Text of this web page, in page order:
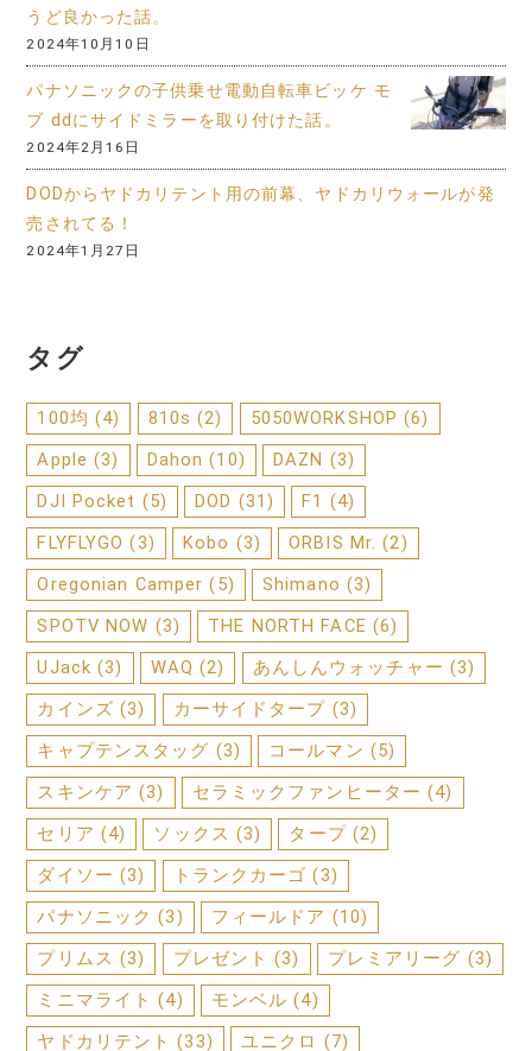
うど良かった話。
2024年10月10日
パナソニックの子供乗せ電動自転車ビッケ モ
ブ ddにサイドミラーを取り付けた話。
2024年2月16日
DODからヤドカリテント用の前幕、ヤドカリウォールが発
売されてる！
2024年1月27日
タグ
100均 (4) 810s (2) 5050WORKSHOP (6)
Apple (3) Dahon (10) DAZN (3)
DJI Pocket (5) DOD (31) F1 (4)
FLYFLYGO (3) Kobo (3) ORBIS Mr. (2)
Oregonian Camper (5) Shimano (3)
SPOTV NOW (3) THE NORTH FACE (6)
UJack (3) WAQ (2) あんしんウォッチャー (3)
カインズ (3) カーサイドタープ (3)
キャプテンスタッグ (3) コールマン (5)
スキンケア (3) セラミックファンヒーター (4)
セリア (4) ソックス (3) タープ(2)
ダイソー (3) トランクカーゴ (3)
パナソニック (3) フィールドア (10)
プリムス (3) プレゼント (3) プレミアリーグ (3)
ミニマライト (4) モンベル (4)
ヤドカリテント (33) ユニクロ (7)